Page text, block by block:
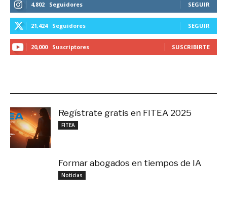
4,802 Seguidores SEGUIR
21,424 Seguidores SEGUIR
20,000 Suscriptores SUSCRIBIRTE
Regístrate gratis en FITEA 2025
FITEA
Formar abogados en tiempos de IA
Noticias